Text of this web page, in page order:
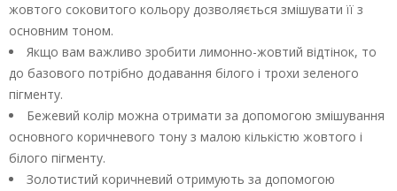
жовтого соковитого кольору дозволяється змішувати її з
основним тоном.
Якщо вам важливо зробити лимонно-жовтий відтінок, то
до базового потрібно додавання білого і трохи зеленого
пігменту.
Бежевий колір можна отримати за допомогою змішування
основного коричневого тону з малою кількістю жовтого і
білого пігменту.
Золотистий коричневий отримують за допомогою